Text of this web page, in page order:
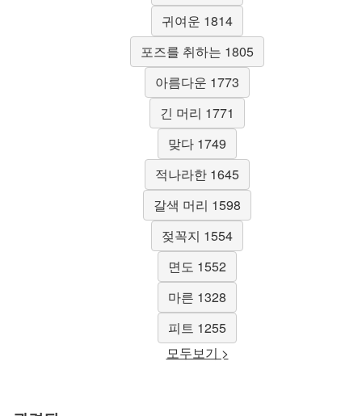
귀여운 1814
포즈를 취하는 1805
아름다운 1773
긴 머리 1771
맞다 1749
적나라한 1645
갈색 머리 1598
젖꼭지 1554
면도 1552
마른 1328
피트 1255
모두보기 >